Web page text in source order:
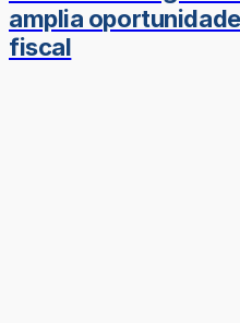
amplia
fiscal